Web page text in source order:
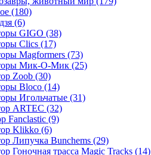
(180)
(6)
GIGO (38)
Clics (17)
Magformers (73)
Мик-О-Мик (25)
Zoob (30)
Bloco (14)
Игольчатые (31)
ARTEC (32)
Fanclastic (9)
Klikko (6)
Липучка Bunchems (29)
Гоночная трасса Magic Tracks (14)